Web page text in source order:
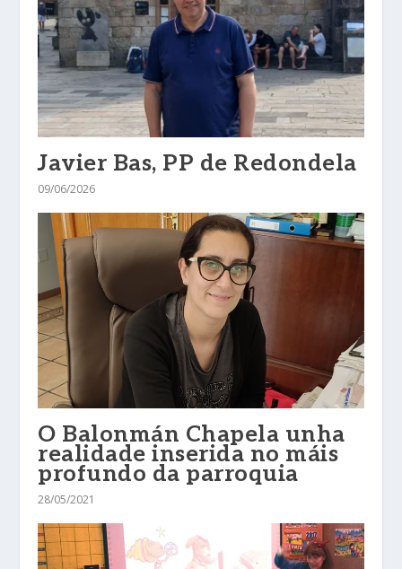
Javier Bas, PP de Redondela
09/06/2026
O Balonmán Chapela unha
realidade inserida no máis
profundo da parroquia
28/05/2021